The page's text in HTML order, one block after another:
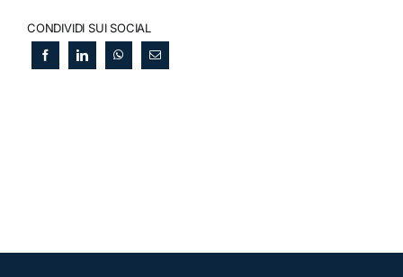
CONDIVIDI SUI SOCIAL